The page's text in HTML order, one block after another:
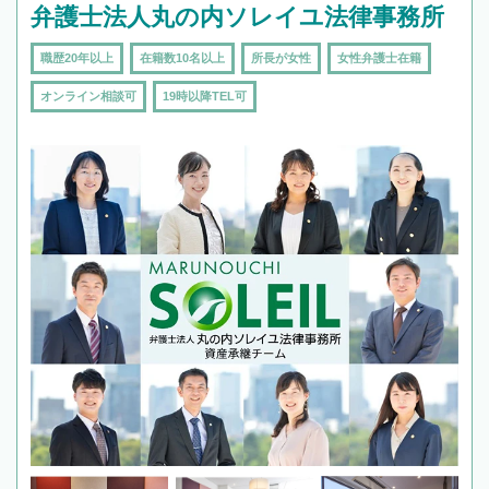
弁護士法人丸の内ソレイユ法律事務所
職歴20年以上 在籍数10名以上 所長が女性 女性弁護士在籍
オンライン相談可 19時以降TEL可